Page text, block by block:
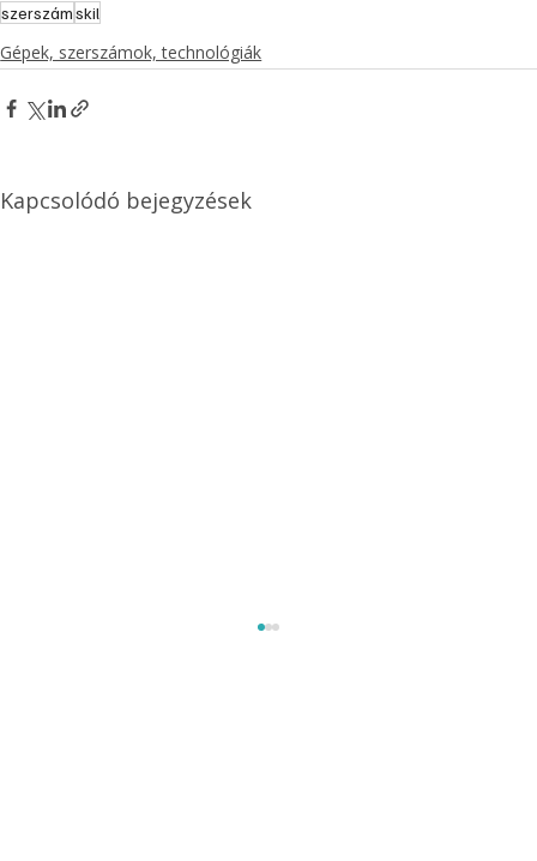
szerszámskil
Gépek, szerszámok, technológiák
Kapcsolódó bejegyzések